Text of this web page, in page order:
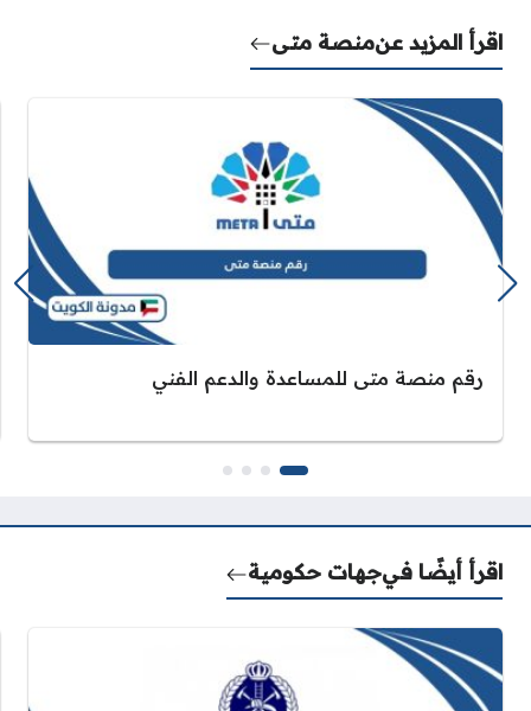
اقرأ المزيد عنمنصة متى
رقم منصة متى للمساعدة والدعم الفني
اقرأ أيضًا فيجهات حكومية